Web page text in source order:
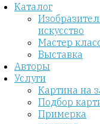
Каталог
искусство
Мастер
Выставка
Авторы
Услуги
Картина на
Подбор
Примерка